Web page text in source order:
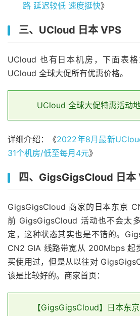
路 延迟较低 速度挺快》
三、UCloud 日本 VPS
UCloud 也有日本机房，下面表
UCloud 全球大促所有优惠价格。
UCloud 全球大促特惠活动地
详细介绍：《2022年8月最新
31个机房/低至每月4元》
四、GigsGigsCloud 日本
GigsGigsCloud 商家的日本东京
前 GigsGigsCloud 活动也不会太
定，这种状态其实也是不错的。
CN2 GIA 线路带宽从 200Mbps 起
买使用过，但是从以往对
该是比较好的。商家首页：
【GigsGigsCloud】日本东